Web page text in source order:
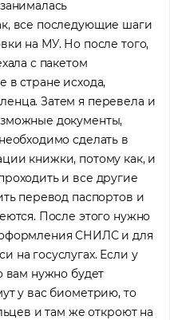
все последующие шаги
на МУ. Но после того,
с пакетом
в стране исхода,
Затем я перевела и
документы,
сделать в
книжки, потому как, и
и все другие
перевод паспортов и
После этого нужно
СНИЛС и для
на госуслугах. Если у
вам нужно будет
у вас биометрию, то
и там же откроют на